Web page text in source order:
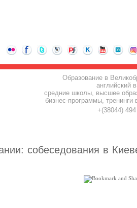
Образование в
английский
средние школы, высшее
бизнес-программы, тренинги
+(38044)
собеседования в